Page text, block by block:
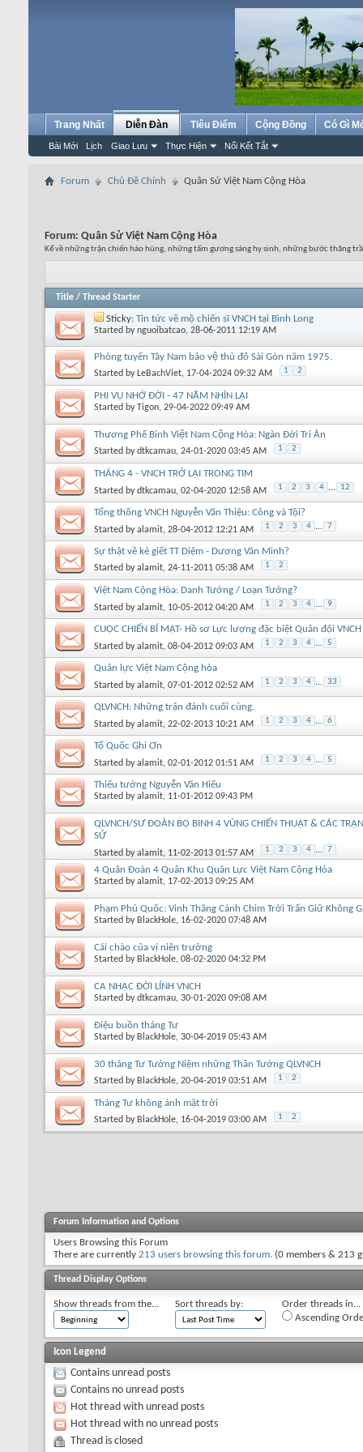
Trang Nhất Diễn Đàn
Bài Mới Lịch Giao Lưu Thực Hiện Nối Kết Tắt
Tiêu Điểm Cộng Đồng Có Gì
Forum Chủ Đề Chính Quân Sử Việt Nam Cộng Hòa
Forum: Quân Sử Việt Nam Cộng Hòa
Kể về những trận chiến hào hùng, những tấm gương sáng hy sinh, những bước thăng
Title / Thread Starter
Sticky: Tin tức về mộ chiến sĩ VNCH tại Bình Long
Started bynguoibatcao, 28-06-2011 12:19 AM
Phòng tuyến Tây Nam bảo vệ thủ đô Sài Gòn năm 1975.
Started by LeBachViet, 17-04-2024 09:32 AM 1 2
PHI VỤ NHỚ ĐỜI - 47 NĂM NHÌN LẠI
Started byTigon, 29-04-2022 09:49 AM
Thương Phế Binh Việt Nam Cộng Hòa: Ngàn Đời Tri Ân
Started bydtkcamau, 24-01-2020 03:45 AM 1 2
THÁNG 4 - VNCH TRỞ LẠI TRONG TIM
Started bydtkcamau, 02-04-2020 12:58 AM 1 2 3 4 ... 12
Tổng thống VNCH Nguyễn Văn Thiệu: Công và Tội?
Started byalamit, 28-04-2012 12:21 AM 1 2 3 4 ... 7
Sự thật về kẻ giết TT Diệm - Dương Văn Minh?
Started byalamit, 24-11-2011 05:38 AM 1 2
Việt Nam Cộng Hòa: Danh Tướng / Loạn Tướng?
Started byalamit, 10-05-2012 04:20 AM 1 2 3 4 ... 9
CUỘC CHIẾN BÍ MẬT- Hồ sơ Lực lượng đặc biệt Quân đội VNCH
Started byalamit, 08-04-2012 09:03 AM 1 2 3 4 ... 5
Quân lực Việt Nam Cộng hòa
Started byalamit, 07-01-2012 02:52 AM 1 2 3 4 ... 33
QLVNCH: Những trận đánh cuối cùng.
Started byalamit, 22-02-2013 10:21 AM 1 2 3 4 ... 6
Tổ Quốc Ghi Ơn
Started byalamit, 02-01-2012 01:51 AM 1 2 3 4 ... 5
Thiếu tướng Nguyễn Văn Hiếu
Started byalamit, 11-01-2012 09:43 PM
QLVNCH/SƯ ĐOÀN BỘ BINH 4 VÙNG CHIẾN THUẬT & CÁC
SỬ
Started byalamit, 11-02-2013 01:57 AM 1 2 3 4 ... 7
4 Quân Đoàn 4 Quân Khu Quân Lực Việt Nam Cộng Hòa
Started byalamit, 17-02-2013 09:25 AM
Phạm Phú Quốc: Vinh Thăng Cánh Chim Trời Trấn Giữ Không
Started by BlackHole, 16-02-2020 07:48 AM
Cái chào của vị niên trưởng
Started by BlackHole, 08-02-2020 04:32 PM
CA NHẠC ĐỜI LÍNH VNCH
Started bydtkcamau, 30-01-2020 09:08 AM
Điệu buồn tháng Tư
Started by BlackHole, 30-04-2019 05:43 AM
30 tháng Tư Tưởng Niệm những Thần Tướng QLVNCH
Started by BlackHole, 20-04-2019 03:51 AM 1 2
Tháng Tư không ánh mặt trời
Started by BlackHole, 16-04-2019 03:00 AM 1 2
Forum Information and Options
Users Browsing this Forum
There are currently 213 users browsing this forum. (0 members & 213
Thread Display Options
Show threads from the... Sort threads by:
Order threads in...
Ascending
Icon Legend
Contains unread posts
Contains no unread posts
Hot thread with unread posts
Hot thread with no unread posts
Thread is closed